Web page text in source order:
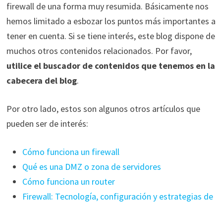
firewall de una forma muy resumida. Básicamente nos
hemos limitado a esbozar los puntos más importantes a
tener en cuenta. Si se tiene interés, este blog dispone de
muchos otros contenidos relacionados. Por favor,
utilice el buscador de contenidos que tenemos en la
cabecera del blog.
Por otro lado, estos son algunos otros artículos que
pueden ser de interés:
Cómo funciona un firewall
Qué es una DMZ o zona de servidores
Cómo funciona un router
Firewall: Tecnología, configuración y estrategias de